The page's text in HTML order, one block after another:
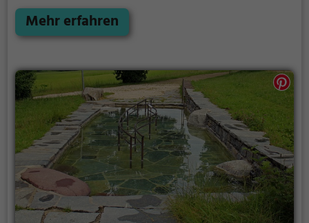
einfach mit Freunden ist das Hallenbad Delfinoh
Nordhorn genau die richtige Adresse.
Mehr erfahren